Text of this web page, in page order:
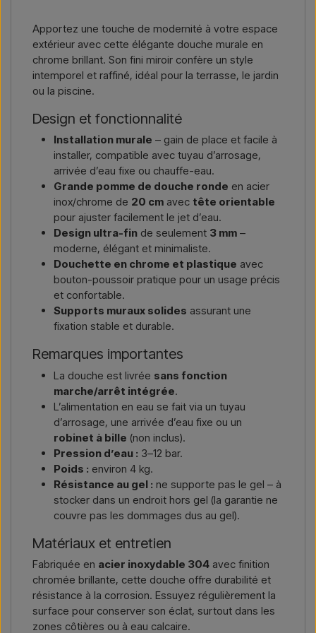
Il vous suffit d’indiquer l’article qui vous intéresse (référence ou
lien vers l’article) ainsi que les adresses de facturation et de
livraison, et vous recevrez une offre.
Nous écrire →
Apportez une touche de modernité à votre espace
extérieur avec cette élégante douche murale en
chrome brillant. Son fini miroir confère un style
intemporel et raffiné, idéal pour la terrasse, le jardin
ou la piscine.
Design et fonctionnalité
Installation murale – gain de place et facile à
installer, compatible avec tuyau d’arrosage,
arrivée d’eau fixe ou chauffe-eau.
Grande pomme de douche ronde en acier
inox/chrome de 20 cm avec tête orientable
pour ajuster facilement le jet d’eau.
Design ultra-fin de seulement 3 mm –
moderne, élégant et minimaliste.
Douchette en chrome et plastique avec
bouton-poussoir pratique pour un usage précis
et confortable.
Supports muraux solides assurant une
fixation stable et durable.
Remarques importantes
La douche est livrée sans fonction
marche/arrêt intégrée.
L’alimentation en eau se fait via un tuyau
d’arrosage, une arrivée d’eau fixe ou un
robinet à bille (non inclus).
Pression d’eau : 3–12 bar.
Poids : environ 4 kg.
Résistance au gel : ne supporte pas le gel – à
stocker dans un endroit hors gel (la garantie ne
couvre pas les dommages dus au gel).
Matériaux et entretien
Fabriquée en acier inoxydable 304 avec finition
chromée brillante, cette douche offre durabilité et
résistance à la corrosion. Essuyez régulièrement la
surface pour conserver son éclat, surtout dans les
zones côtières ou à eau calcaire.